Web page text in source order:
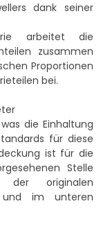
dank seiner
arbeitet die
zusammen
Proportionen
bei.
die Einhaltung
für diese
ist für die
Stelle
der originalen
und im unteren